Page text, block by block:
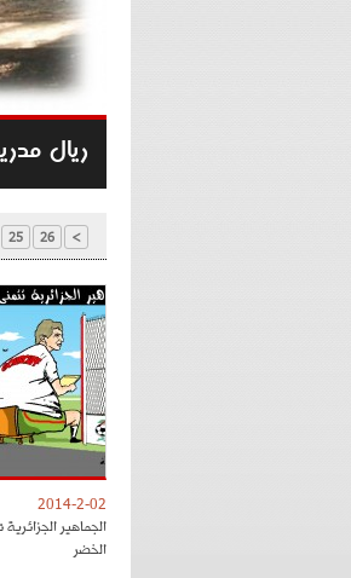
ريال
25 26 >
2014-2-02
الجماهير
الخضر